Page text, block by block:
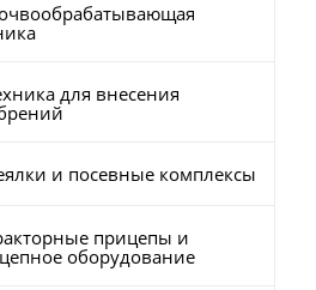
для внесения
и посевные комплексы
прицепы и
оборудование